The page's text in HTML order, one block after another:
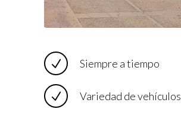
Siempre a tiempo
Variedad de vehículos